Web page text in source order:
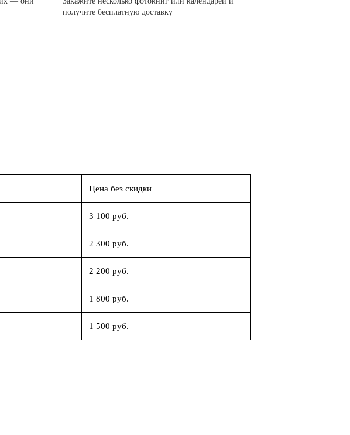
получите бесплатную доставку
Цена без скидки
3 100 руб.
2 300 руб.
2 200 руб.
1 800 руб.
1 500 руб.